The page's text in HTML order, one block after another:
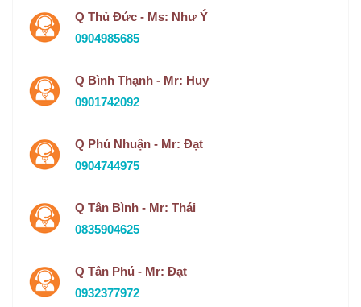
Q Thủ Đức - Ms: Như Ý
0904985685
Q Bình Thạnh - Mr: Huy
0901742092
Q Phú Nhuận - Mr: Đạt
0904744975
Q Tân Bình - Mr: Thái
0835904625
Q Tân Phú - Mr: Đạt
0932377972